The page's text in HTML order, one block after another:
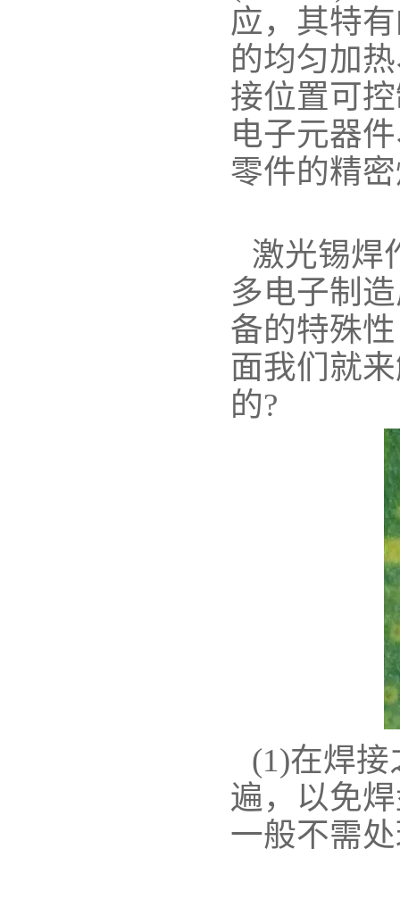
应，其特
的均匀加
接位置可
电子元器
零件的精
激光锡焊
多电子制
备的特殊
面我们就
的?
(1)在焊
遍，以免
一般不需